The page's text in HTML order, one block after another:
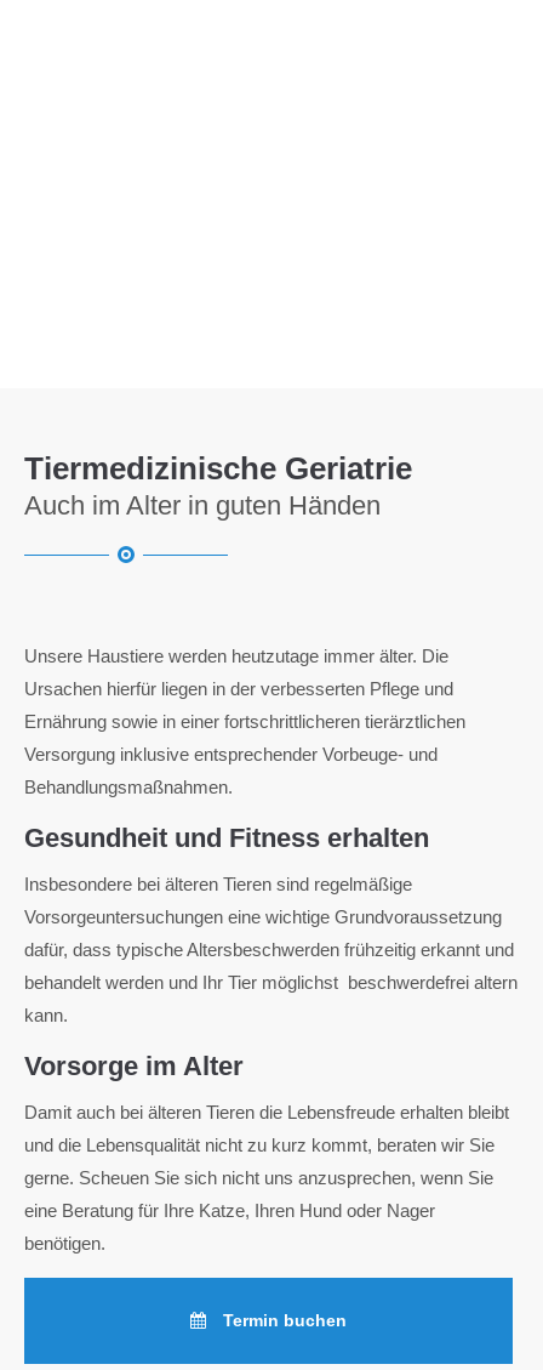
Tiermedizinische Geriatrie
Auch im Alter in guten Händen
Unsere Haustiere werden heutzutage immer älter. Die
Ursachen hierfür liegen in der verbesserten Pflege und
Ernährung sowie in einer fortschrittlicheren tierärztlichen
Versorgung inklusive entsprechender Vorbeuge- und
Behandlungsmaßnahmen.
Gesundheit und Fitness erhalten
Insbesondere bei älteren Tieren sind regelmäßige
Vorsorgeuntersuchungen eine wichtige Grundvoraussetzung
dafür, dass typische Altersbeschwerden frühzeitig erkannt und
behandelt werden und Ihr Tier möglichst beschwerdefrei altern
kann.
Vorsorge im Alter
Damit auch bei älteren Tieren die Lebensfreude erhalten bleibt
und die Lebensqualität nicht zu kurz kommt, beraten wir Sie
gerne. Scheuen Sie sich nicht uns anzusprechen, wenn Sie
eine Beratung für Ihre Katze, Ihren Hund oder Nager
benötigen.
Termin buchen